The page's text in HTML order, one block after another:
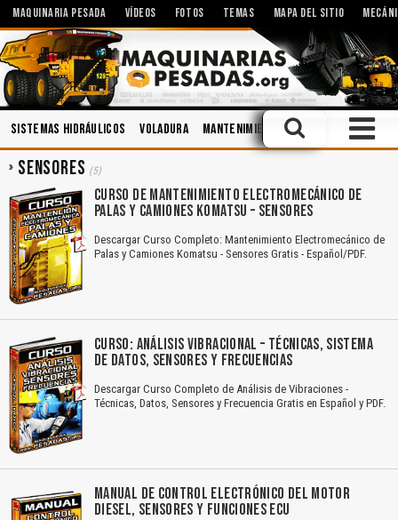
MAQUINARIA PESADA VÍDEOS FOTOS TEMAS MAPA DEL SITIO
Sistemas Hidráulicos Voladura Mantenimiento Aceites
SENSORES (5)
CURSO DE MANTENIMIENTO ELECTROMECÁNICO DE
PALAS Y CAMIONES KOMATSU – SENSORES
Descargar Curso Completo: Mantenimiento Electromecánico de
Palas y Camiones Komatsu - Sensores Gratis - Español/PDF.
CURSO: ANÁLISIS VIBRACIONAL – TÉCNICAS, SISTEMA
DE DATOS, SENSORES Y FRECUENCIAS
Descargar Curso Completo de Análisis de Vibraciones -
Técnicas, Datos, Sensores y Frecuencia Gratis en Español y PDF.
MANUAL DE CONTROL ELECTRÓNICO DEL MOTOR
DIESEL, SENSORES Y FUNCIONES ECU